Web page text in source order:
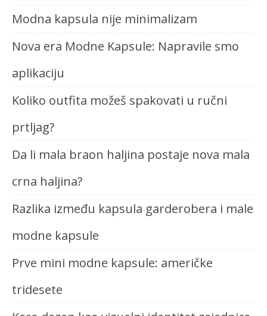
Modna kapsula nije minimalizam
Nova era Modne Kapsule: Napravile smo
aplikaciju
Koliko outfita možeš spakovati u ručni
prtljag?
Da li mala braon haljina postaje nova mala
crna haljina?
Razlika između kapsula garderobera i male
modne kapsule
Prve mini modne kapsule: američke
tridesete